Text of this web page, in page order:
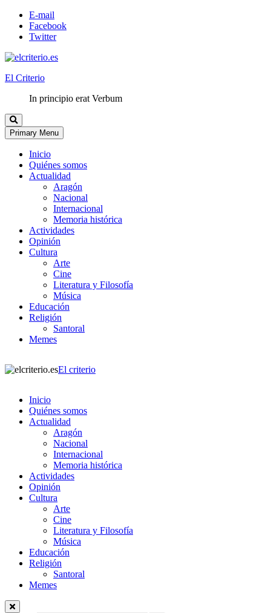
E-mail
Facebook
Twitter
El Criterio
In principio erat Verbum
Primary Menu
Inicio
Quiénes somos
Actualidad
Aragón
Nacional
Internacional
Memoria histórica
Actividades
Opinión
Cultura
Arte
Cine
Literatura y Filosofía
Música
Educación
Religión
Santoral
Memes
El criterio
Inicio
Quiénes somos
Actualidad
Aragón
Nacional
Internacional
Memoria histórica
Actividades
Opinión
Cultura
Arte
Cine
Literatura y Filosofía
Música
Educación
Religión
Santoral
Memes